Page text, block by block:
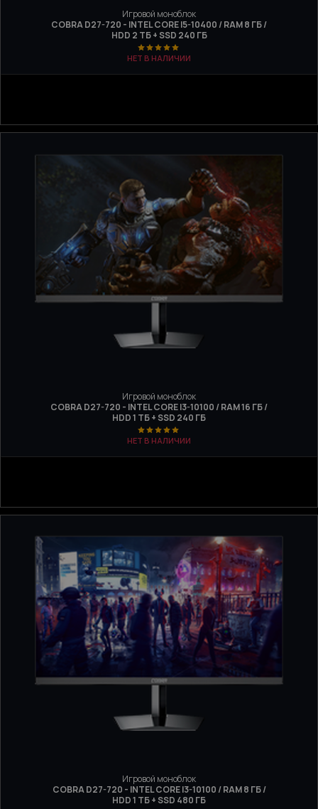
Игровой моноблок
COBRA D27-720 - INTEL CORE I5-10400 / RAM 8 ГБ /
HDD 2 ТБ + SSD 240 ГБ
НЕТ В НАЛИЧИИ
Игровой моноблок
COBRA D27-720 - INTEL CORE I3-10100 / RAM 16 ГБ /
HDD 1 ТБ + SSD 240 ГБ
НЕТ В НАЛИЧИИ
Игровой моноблок
COBRA D27-720 - INTEL CORE I3-10100 / RAM 8 ГБ /
HDD 1 ТБ + SSD 480 ГБ